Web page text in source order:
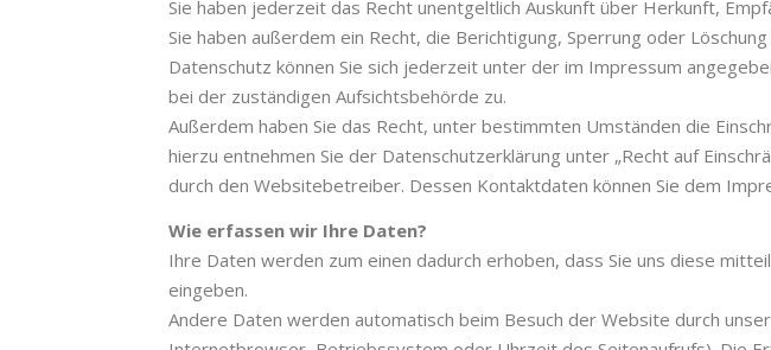
Sie haben jederzeit das Recht unentgeltlich Auskunft über Herkunft,
Sie haben außerdem ein Recht, die Berichtigung, Sperrung oder
Datenschutz können Sie sich jederzeit unter der im Impressum
bei der zuständigen Aufsichtsbehörde zu.
Außerdem haben Sie das Recht, unter bestimmten Umständen die
hierzu entnehmen Sie der Datenschutzerklärung unter „Recht auf
durch den Websitebetreiber. Dessen Kontaktdaten können Sie dem
Wie erfassen wir Ihre Daten?
Ihre Daten werden zum einen dadurch erhoben, dass Sie uns diese
eingeben.
Andere Daten werden automatisch beim Besuch der Website durch